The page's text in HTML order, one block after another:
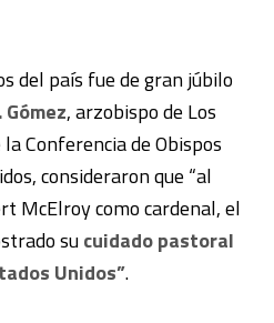
del país fue de gran júbilo
Gómez, arzobispo de Los
Conferencia de Obispos
consideraron que “al
McElroy como cardenal, el
sucuidado pastoral
Unidos”.